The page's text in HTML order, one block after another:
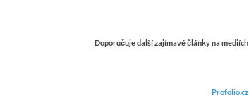
Doporučuje další zajímavé články na mediích
Profolio.cz